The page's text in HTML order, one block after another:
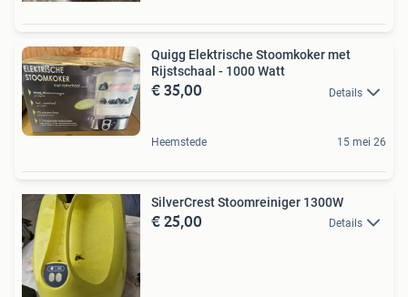
Quigg Elektrische Stoomkoker met
Rijstschaal - 1000 Watt
€ 35,00 Details
Heemstede 15 mei 26
SilverCrest Stoomreiniger 1300W
€ 25,00 Details